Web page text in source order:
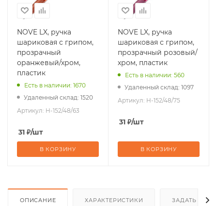
NOVE LX, ручка
шариковая с грипом,
прозрачный
оранжевый/хром,
пластик
Есть в наличии: 1670
Удаленный склад: 1520
Артикул: H-152/48/63
31 ₽/шт
В КОРЗИНУ
NOVE LX, ручка
шариковая с грипом,
прозрачный розовый/
хром, пластик
Есть в наличии: 560
Удаленный склад: 1097
Артикул: H-152/48/75
31 ₽/шт
В КОРЗИНУ
ОПИСАНИЕ ХАРАКТЕРИСТИКИ ЗАДАТЬ